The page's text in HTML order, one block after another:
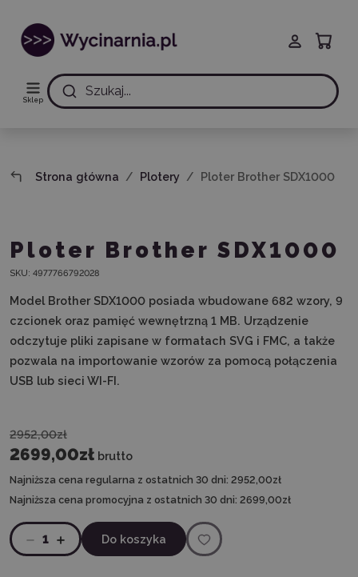
Sklep
Szukaj...
Strona główna Plotery Ploter Brother SDX1000
Ploter Brother SDX1000
SKU: 4977766792028
Model Brother SDX1000 posiada wbudowane 682 wzory, 9
czcionek oraz pamięć wewnętrzną 1 MB. Urządzenie
odczytuje pliki zapisane w formatach SVG i FMC, a także
pozwala na importowanie wzorów za pomocą połączenia
USB lub sieci WI-FI.
2952,00zł
2699,00zł brutto
Najniższa cena regularna z ostatnich 30 dni: 2952,00zł
Najniższa cena promocyjna z ostatnich 30 dni: 2699,00zł
1 Do koszyka